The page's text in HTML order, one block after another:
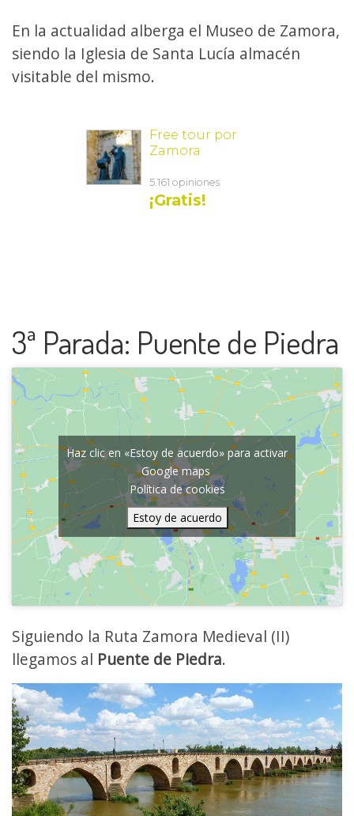
En la actualidad alberga el Museo de Zamora,
siendo la Iglesia de Santa Lucía almacén
visitable del mismo.
3ª Parada: Puente de Piedra
Haz clic en «Estoy de acuerdo» para activar
Google maps
Política de cookies
Estoy de acuerdo
Siguiendo la Ruta Zamora Medieval (II)
llegamos al Puente de Piedra.